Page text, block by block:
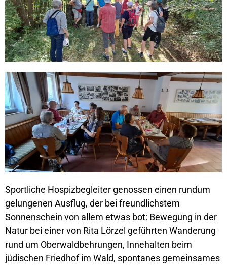
Sportliche Hospizbegleiter genossen einen rundum
gelungenen Ausflug, der bei freundlichstem
Sonnenschein von allem etwas bot: Bewegung in der
Natur bei einer von Rita Lörzel geführten Wanderung
rund um Oberwaldbehrungen, Innehalten beim
jüdischen Friedhof im Wald, spontanes gemeinsames